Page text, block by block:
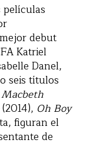
debut
Katriel
Danel,
seis títulos
(2014), Oh Boy
figuran el
de